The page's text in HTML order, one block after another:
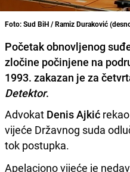
Foto: Sud BiH / Ramiz Duraković
Početak obnovljenog
zločine počinjene na
1993. zakazan je za
Detektor.
Advokat Denis Ajkić
vijeće Državnog suda
tok postupka.
Apelaciono vijeće je